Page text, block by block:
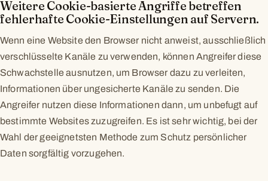
Weitere Cookie-basierte Angriffe betreffen
fehlerhafte Cookie-Einstellungen auf Servern.
Wenn eine Website den Browser nicht anweist, ausschließlich
verschlüsselte Kanäle zu verwenden, können Angreifer diese
Schwachstelle ausnutzen, um Browser dazu zu verleiten,
Informationen über ungesicherte Kanäle zu senden. Die
Angreifer nutzen diese Informationen dann, um unbefugt auf
bestimmte Websites zuzugreifen. Es ist sehr wichtig, bei der
Wahl der geeignetsten Methode zum Schutz persönlicher
Daten sorgfältig vorzugehen.